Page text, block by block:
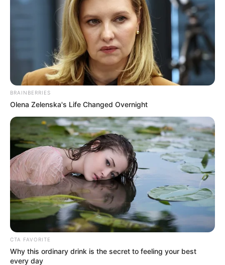
BRAINBERRIES
Olena Zelenska's Life Changed Overnight
CTA FAVORITE
Why this ordinary drink is the secret to feeling your best
every day